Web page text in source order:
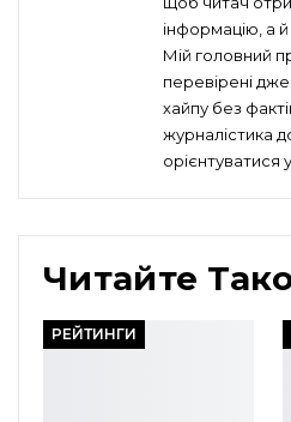
інформацію, а
Мій головний
перевірені
хайпу без
журналістика
орієнтуватися
Читайте
РЕЙТИНГИ